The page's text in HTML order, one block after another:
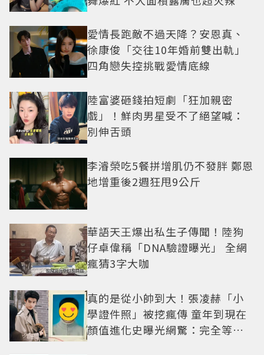
愛情長跑敵不過天降？安恩真、
徐康俊「交往10年婚前雙出軌」
四角戀失控挑戰愛情底線
陸富婆砸錢拍短劇「狂加親密
戲」！鮮肉男星受不了絕望喊：
別伸舌頭
李濬榮吃5餐拼增肌仍不發胖 鄭恩
地增重後2週狂甩9公斤
華語天王爆出私生子傳聞！陸狗
仔卓偉稱「DNA驗證曝光」 全網
瘋猜3字大咖
真的是從小帥到大！張凌赫「小
學證件照」被挖瘋傳 童年到現在
顏值進化史曝光網驚：完全等比